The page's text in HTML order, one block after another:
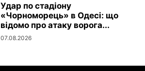
Удар по стадіону
«Чорноморець» в Одесі: що
відомо про атаку ворога...
07.08.2026